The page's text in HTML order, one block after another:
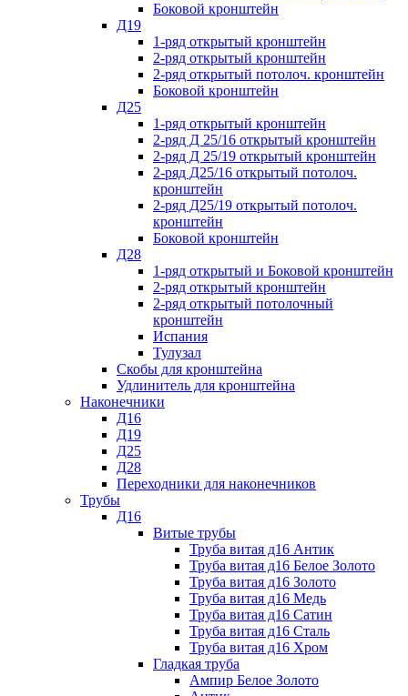
Боковой кронштейн
Д19
1-ряд открытый кронштейн
2-ряд открытый кронштейн
2-ряд открытый потолоч. кронштейн
Боковой кронштейн
Д25
1-ряд открытый кронштейн
2-ряд Д 25/16 открытый кронштейн
2-ряд Д 25/19 открытый кронштейн
2-ряд Д25/16 открытый потолоч.
кронштейн
2-ряд Д25/19 открытый потолоч.
кронштейн
Боковой кронштейн
Д28
1-ряд открытый и Боковой кронштейн
2-ряд открытый кронштейн
2-ряд открытый потолочный
кронштейн
Испания
Тулузал
Скобы для кронштейна
Удлинитель для кронштейна
Наконечники
Д16
Д19
Д25
Д28
Переходники для наконечников
Трубы
Д16
Витые трубы
Труба витая д16 Антик
Труба витая д16 Белое Золото
Труба витая д16 Золото
Труба витая д16 Медь
Труба витая д16 Сатин
Труба витая д16 Сталь
Труба витая д16 Хром
Гладкая труба
Ампир Белое Золото